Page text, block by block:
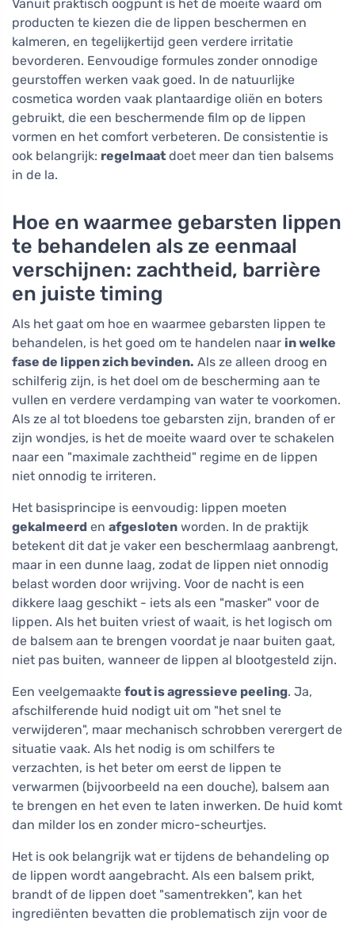
Vanuit praktisch oogpunt is het de moeite waard om
producten te kiezen die de lippen beschermen en
kalmeren, en tegelijkertijd geen verdere irritatie
bevorderen. Eenvoudige formules zonder onnodige
geurstoffen werken vaak goed. In de natuurlijke
cosmetica worden vaak plantaardige oliën en boters
gebruikt, die een beschermende film op de lippen
vormen en het comfort verbeteren. De consistentie is
ook belangrijk: regelmaat doet meer dan tien balsems
in de la.
Hoe en waarmee gebarsten lippen
te behandelen als ze eenmaal
verschijnen: zachtheid, barrière
en juiste timing
Als het gaat om hoe en waarmee gebarsten lippen te
behandelen, is het goed om te handelen naar in welke
fase de lippen zich bevinden. Als ze alleen droog en
schilferig zijn, is het doel om de bescherming aan te
vullen en verdere verdamping van water te voorkomen.
Als ze al tot bloedens toe gebarsten zijn, branden of er
zijn wondjes, is het de moeite waard over te schakelen
naar een "maximale zachtheid" regime en de lippen
niet onnodig te irriteren.
Het basisprincipe is eenvoudig: lippen moeten
gekalmeerd en afgesloten worden. In de praktijk
betekent dit dat je vaker een beschermlaag aanbrengt,
maar in een dunne laag, zodat de lippen niet onnodig
belast worden door wrijving. Voor de nacht is een
dikkere laag geschikt - iets als een "masker" voor de
lippen. Als het buiten vriest of waait, is het logisch om
de balsem aan te brengen voordat je naar buiten gaat,
niet pas buiten, wanneer de lippen al blootgesteld zijn.
Een veelgemaakte fout is agressieve peeling. Ja,
afschilferende huid nodigt uit om "het snel te
verwijderen", maar mechanisch schrobben verergert de
situatie vaak. Als het nodig is om schilfers te
verzachten, is het beter om eerst de lippen te
verwarmen (bijvoorbeeld na een douche), balsem aan
te brengen en het even te laten inwerken. De huid komt
dan milder los en zonder micro-scheurtjes.
Het is ook belangrijk wat er tijdens de behandeling op
de lippen wordt aangebracht. Als een balsem prikt,
brandt of de lippen doet "samentrekken", kan het
ingrediënten bevatten die problematisch zijn voor de